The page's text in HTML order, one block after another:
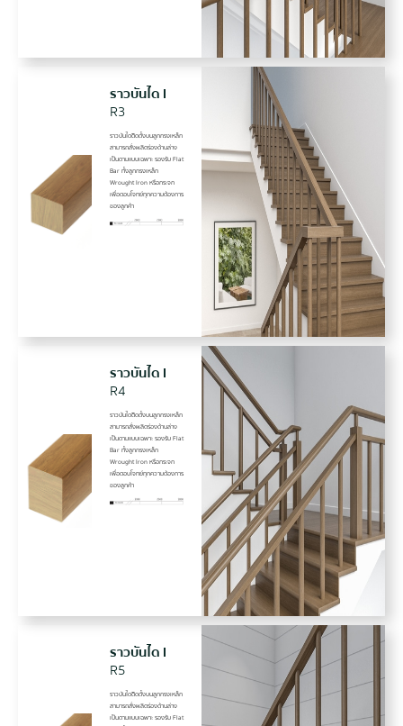
ราวบันได I
R3
ราวบันไดติิดตั้งบนลูกกรงเหล็ก
สามารถสั่งผลิตร่องด้านล่าง
เป็นตามแบบเฉพาะ รองรับ Flat
Bar ทั้งลูกกรงเหล็ก
Wrought Iron หรือกระจก
เพื่อตอบโจทย์ทุกความต้องการ
ของลูกค้า
ราวบันได I
R4
ราวบันไดติิดตั้งบนลูกกรงเหล็ก
สามารถสั่งผลิตร่องด้านล่าง
เป็นตามแบบเฉพาะ รองรับ Flat
Bar ทั้งลูกกรงเหล็ก
Wrought Iron หรือกระจก
เพื่อตอบโจทย์ทุกความต้องการ
ของลูกค้า
ราวบันได I
R5
ราวบันไดติิดตั้งบนลูกกรงเหล็ก
สามารถสั่งผลิตร่องด้านล่าง
เป็นตามแบบเฉพาะ รองรับ Flat